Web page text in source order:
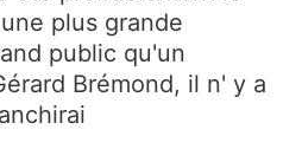
plus grande
public qu'un
Brémond, il n' y a